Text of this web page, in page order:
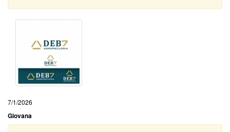
7/1/2026
Giovana